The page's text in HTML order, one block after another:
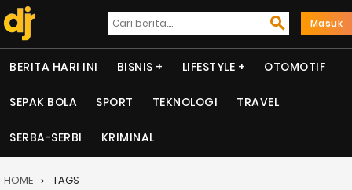
Masuk
BERITA HARI INI BISNIS LIFESTYLE OTOMOTIF
SEPAK BOLA SPORT TEKNOLOGI TRAVEL
SERBA-SERBI KRIMINAL
HOME TAGS